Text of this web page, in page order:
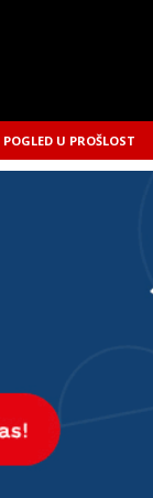
POGLED U PROŠLOST